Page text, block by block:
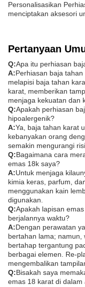
Personalisasikan
menciptakan aksesori
Pertanyaan
Q:Apa itu perhiasan
A:Perhiasan baja
melapisi baja tahan
karat, memberikan
menjaga kekuatan dan
Q:Apakah perhiasan
hipoalergenik?
A:Ya, baja tahan karat
kebanyakan orang
semakin mengurangi
Q:Bagaimana cara
emas 18k saya?
A:Untuk menjaga
kimia keras, parfum,
menggunakan kain
digunakan.
Q:Apakah lapisan
berjalannya waktu?
A:Dengan perawatan
bertahan lama; namun,
bertahap tergantung
berbagai elemen. Re-
mengembalikan
Q:Bisakah saya
emas 18 karat di dalam